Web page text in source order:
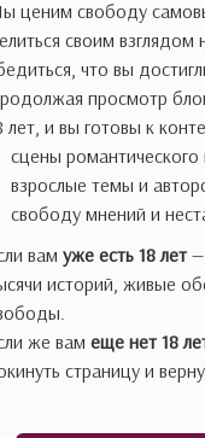
ценим свободу
своим
что вы
просмотр
лет, и вы готовы к
сцены романтического
взрослые темы и
свободу мнений и
вам уже есть 18 лет
историй, живые
же вам еще нет 18
страницу и
— они с
в романах
что
и
из нас не